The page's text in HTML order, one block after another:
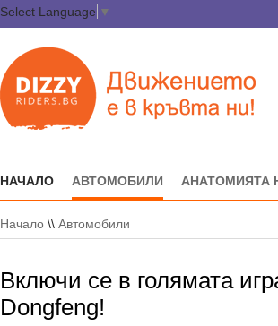
Select Language ▼
НАЧАЛО АВТОМОБИЛИ АНАТОМИЯТА
Начало \\ Автомобили
Включи се в голямата
Dongfeng!